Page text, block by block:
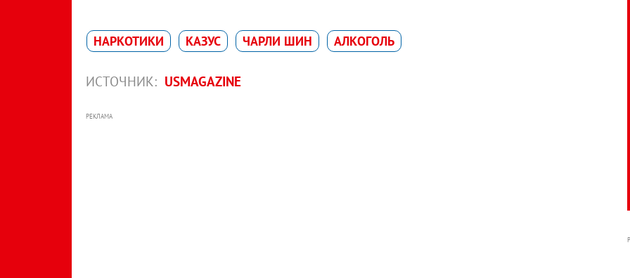
НАРКОТИКИ КАЗУС ЧАРЛИ ШИН АЛКОГОЛЬ
ИСТОЧНИК: USMAGAZINE
РЕКЛАМА